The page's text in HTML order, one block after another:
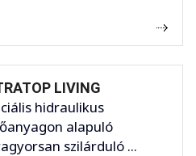
LIVING
hidraulikus
alapuló
szilárduló ...